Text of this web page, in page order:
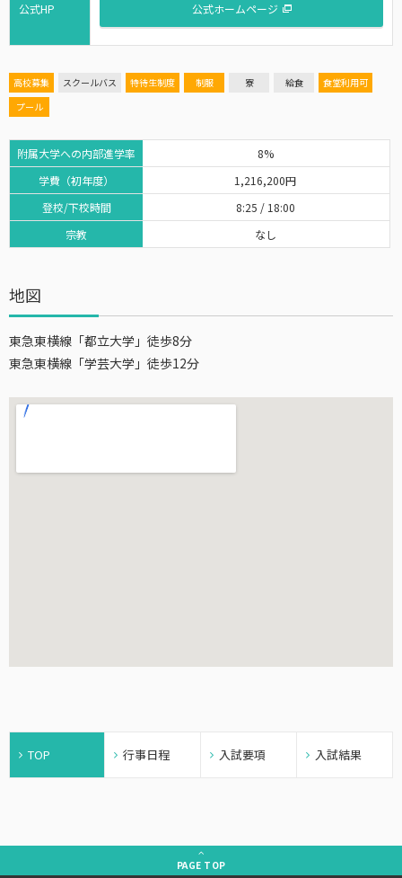
公式HP 公式ホームページ
高校募集 スクールバス 特待生制度 制服 寮 給食
食堂利用可
プール
附属大学への内部進学率
学費（初年度）
登校/下校時間
宗教
8%
1,216,200円
8:25 / 18:00
なし
地図
東急東横線「都立大学」徒歩8分
東急東横線「学芸大学」徒歩12分
TOP 行事日程 入試要項 入試結果
PAGE TOP